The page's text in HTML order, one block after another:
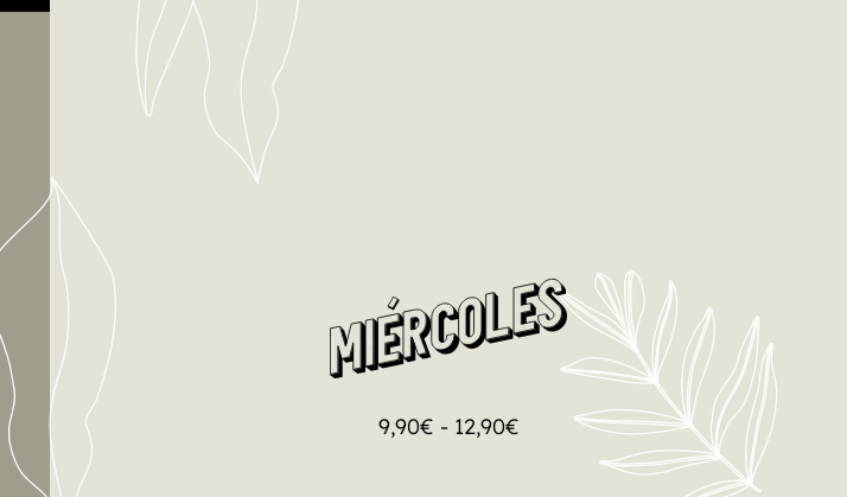
9,90€ - 12,90€
CERRADOS POR VACACIONES 🏖️
NOS VEMOS EL 31 DE AGOSTO